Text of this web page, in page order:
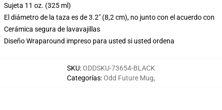
Sujeta 11 oz. (325 ml)
El diámetro de la taza es de 3.2" (8,2 cm), no junto con el acuerdo con
Cerámica segura de lavavajillas
Diseño Wraparound impreso para usted si usted ordena
SKU:ODDSKU-73654-BLACK
Categorías:Odd Future Mug,